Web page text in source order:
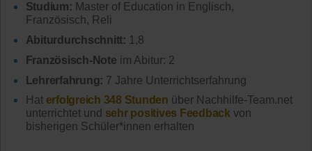
Studium: Master of Education in Englisch,
Französisch, Reli
Abiturdurchschnitt: 1,8
Französisch-Note im Abitur: 2
Lehrerfahrung: 7 Jahre Unterrichtserfahrung
Hat erfolgreich 348 Stunden über Nachhilfe-Team.net
unterrichtet und sehr positives Feedbackvon
bisherigen Schüler*innen erhalten